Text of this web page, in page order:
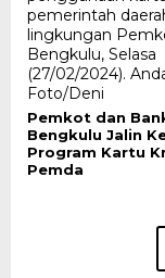
Pemkot dan
Bengkulu Jalin
Program Kartu
Pemda